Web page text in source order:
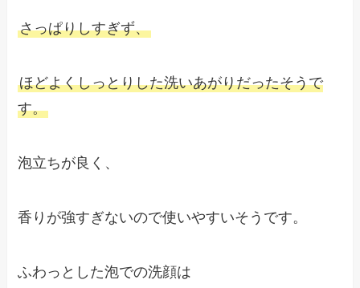
さっぱりしすぎず、
ほどよくしっとりした洗いあがりだったそうで
す。
泡立ちが良く、
香りが強すぎないので使いやすいそうです。
ふわっとした泡での洗顔は